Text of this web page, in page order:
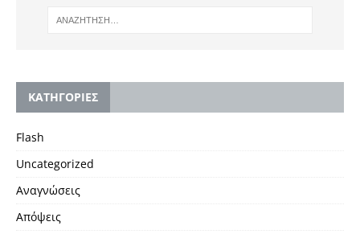
KΑΤΗΓΟΡΙΕΣ
Flash
Uncategorized
Αναγνώσεις
Απόψεις